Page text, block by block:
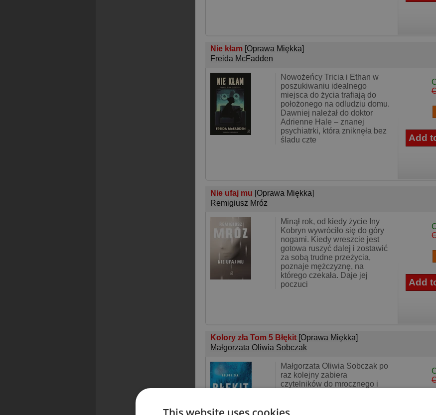
Nie kłam [Oprawa Miękka]
Freida McFadden
Nowożeńcy Tricia i Ethan w
poszukiwaniu idealnego
miejsca do życia trafiają do
położonego na odludziu domu.
Dawniej należał do doktor
Adrienne Hale – znanej
psychiatrki, która zniknęła bez
śladu czte
Nie ufaj mu [Oprawa Miękka]
Remigiusz Mróz
Minął rok, od kiedy życie Iny
Kobryn wywróciło się do góry
nogami. Kiedy wreszcie jest
gotowa ruszyć dalej i zostawić
za sobą trudne przeżycia,
poznaje mężczyznę, na
którego czekała. Daje jej
poczuci
Kolory zła Tom 5 Błękit [Oprawa Miękka]
Małgorzata Oliwia Sobczak
Małgorzata Oliwia Sobczak po
raz kolejny zabiera
czytelników do mrocznego i
wzbudzać jej miłość, ale